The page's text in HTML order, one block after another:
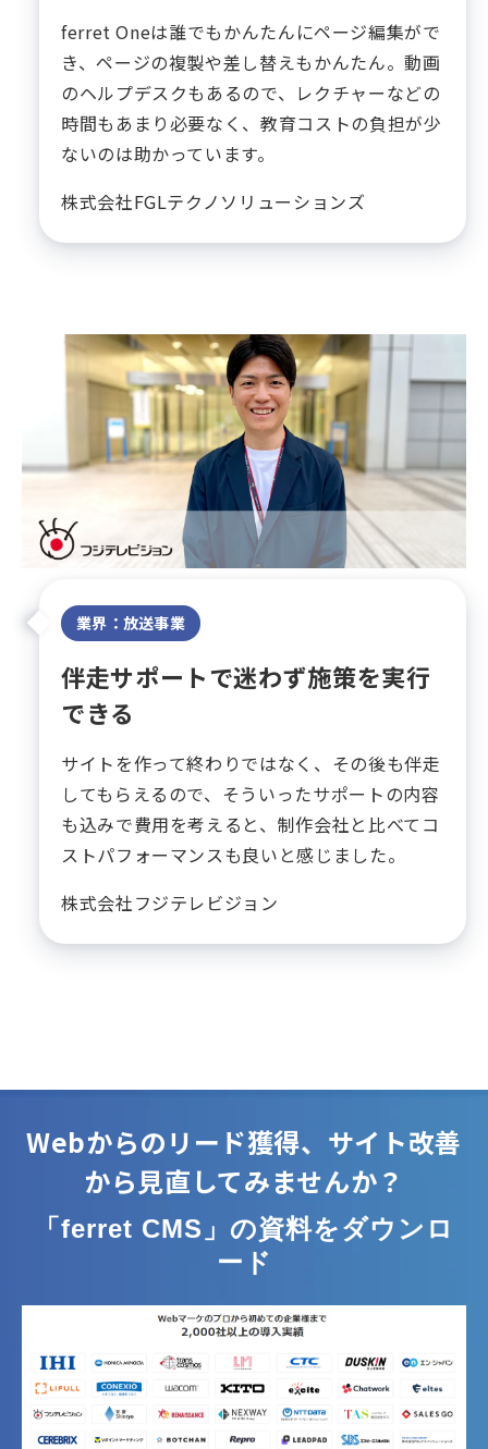
ferret Oneは誰でもかんたんにページ編集がで
き、ページの複製や差し替えもかんたん。動画
のヘルプデスクもあるので、レクチャーなどの
時間もあまり必要なく、教育コストの負担が少
ないのは助かっています。
株式会社FGLテクノソリューションズ
業界：放送事業
伴走サポートで迷わず施策を実行
できる
サイトを作って終わりではなく、その後も伴走
してもらえるので、そういったサポートの内容
も込みで費用を考えると、制作会社と比べてコ
ストパフォーマンスも良いと感じました。
株式会社フジテレビジョン
Webからのリード獲得、サイト改善
から見直してみませんか？
「ferret CMS」の資料をダウンロ
ード